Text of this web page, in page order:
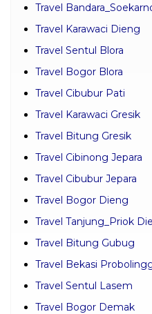
Travel
Travel Karawaci Dieng
Travel Sentul Blora
Travel Bogor Blora
Travel Cibubur Pati
Travel Karawaci Gresik
Travel Bitung Gresik
Travel Cibinong Jepara
Travel Cibubur Jepara
Travel Bogor Dieng
Travel Tanjung_Priok
Travel Bitung Gubug
Travel Bekasi
Travel Sentul Lasem
Travel Bogor Demak